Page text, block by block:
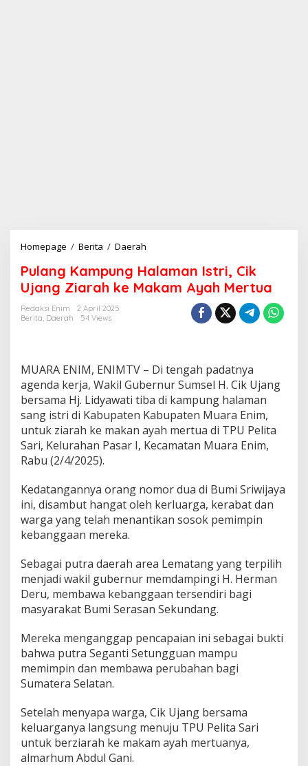
Homepage / Berita / Daerah
l
a
n
u
n
g
H
a
l
a
I
s
t
C
i
k
U
n
g
Z
a
h
k
Pulang Kampung Halaman Istri, Cik
Ujang Ziarah ke Makam Ayah Mertua
Redaksi Enim
2 April 2025
Berita, Daerah 54 Views
MUARA ENIM, ENIMTV – Di tengah padatnya
agenda kerja, Wakil Gubernur Sumsel H. Cik Ujang
bersama Hj. Lidyawati tiba di kampung halaman
sang istri di Kabupaten Kabupaten Muara Enim,
untuk ziarah ke makan ayah mertua di TPU Pelita
Sari, Kelurahan Pasar I, Kecamatan Muara Enim,
Rabu (2/4/2025).
Kedatangannya orang nomor dua di Bumi Sriwijaya
ini, disambut hangat oleh kerluarga, kerabat dan
warga yang telah menantikan sosok pemimpin
kebanggaan mereka.
Sebagai putra daerah area Lematang yang terpilih
menjadi wakil gubernur memdampingi H. Herman
Deru, membawa kebanggaan tersendiri bagi
masyarakat Bumi Serasan Sekundang.
Mereka menganggap pencapaian ini sebagai bukti
bahwa putra Seganti Setungguan mampu
memimpin dan membawa perubahan bagi
Sumatera Selatan.
Setelah menyapa warga, Cik Ujang bersama
keluarganya langsung menuju TPU Pelita Sari
untuk berziarah ke makam ayah mertuanya,
almarhum Abdul Gani.